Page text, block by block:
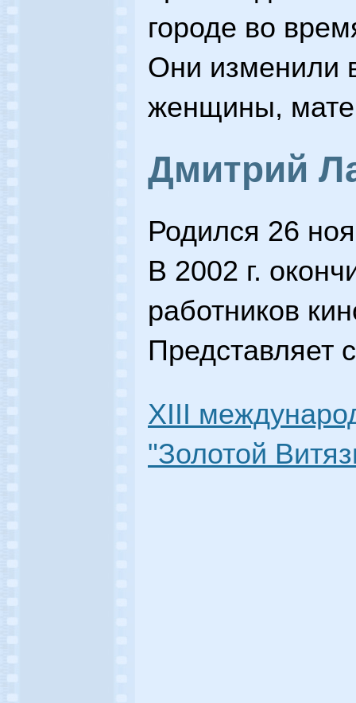
городе во
Они изменили
женщины,
Дмитрий
Родился 26
В 2002 г.
работников
Представляет
XIII
"Золотой